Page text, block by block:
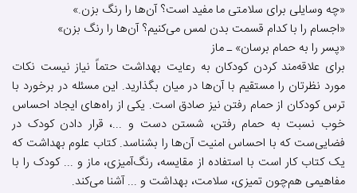
«چه وسایلی برای سلامتی ما مفید است؟ آن‌ها را رنگ بزن.»
«اجسام را با کدام قسمت بدن لمس می‌کنیم؟ آن‌ها را رنگ بزن»
«پسر را به حمام برسان» ـ ماز
برای علاقه‌مند کردن کودکان به رعایت بهداشت حتماً نیاز نیست نکات
مورد نظرتان را مستقیم با آن‌ها در میان بگذارید. این مسئله در برخورد با
ترس کودکان از حمام رفتن نیز صادق است. یکی از راه‌های ایجاد احساس
خوب نسبت به حمام رفتن، شستن دست و ...، قرار دادن کودک در
فضایی‌ست که با احساس امنیت آن‌ها را بشناسد. کتاب علوم بهداشت که
یک کتاب کار است با استفاده از مقایسه، رنگ‌آمیزی، ماز و ... کودک را با
مفاهیمی هم‌چون تمیزی، سلامت، بهداشت و ... آشنا می‌کند.